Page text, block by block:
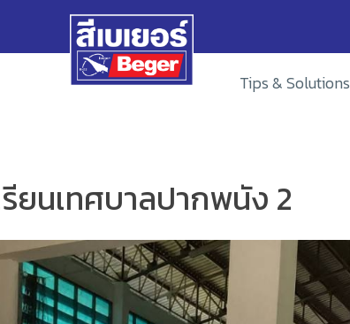
Tips & Solutions
ยนเทศบาลปากพนัง 2